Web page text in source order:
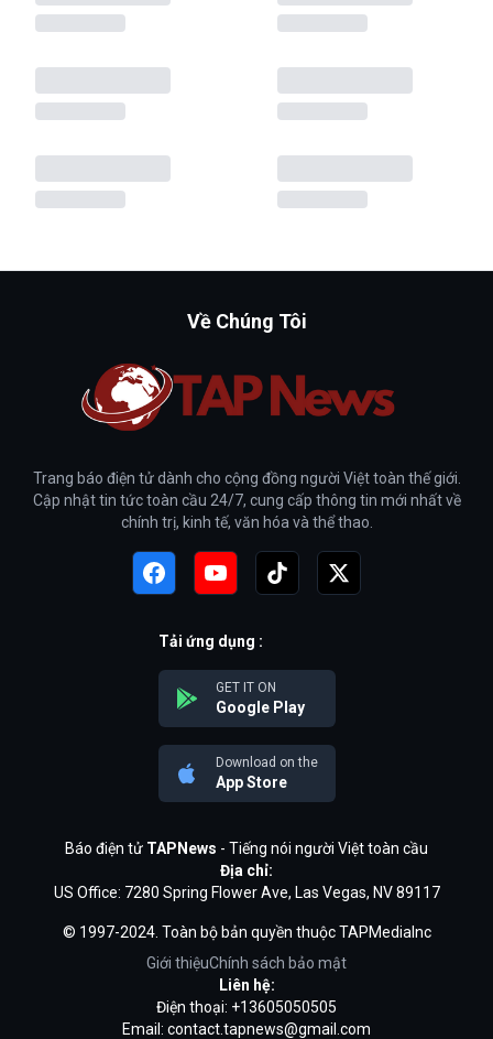
Về Chúng Tôi
Trang báo điện tử dành cho cộng đồng người Việt toàn thế giới.
Cập nhật tin tức toàn cầu 24/7, cung cấp thông tin mới nhất về
chính trị, kinh tế, văn hóa và thể thao.
Tải ứng dụng :
GET IT ON
Google Play
Download on the
App Store
Báo điện tử TAPNews - Tiếng nói người Việt toàn cầu
Địa chỉ:
US Office: 7280 Spring Flower Ave, Las Vegas, NV 89117
© 1997-2024. Toàn bộ bản quyền thuộc TAPMediaInc
Giới thiệuChính sách bảo mật
Liên hệ:
Điện thoại: +13605050505
Email: contact.tapnews@gmail.com